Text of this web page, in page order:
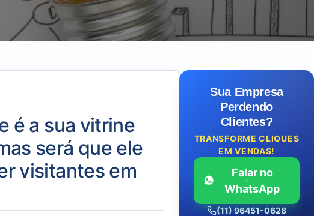
é a sua vitrine
será que ele
visitantes em
Sua Empresa
Perdendo
Clientes?
TRANSFORME CLIQUES
EM VENDAS!
Falar no
WhatsApp
(11) 96451-0628